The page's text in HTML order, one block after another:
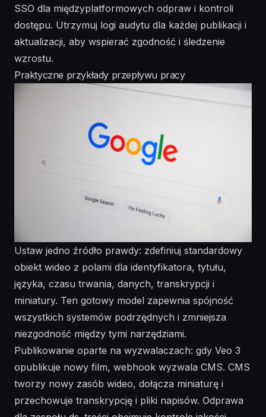
SSO dla międzyplatformowych odpraw i kontroli
dostępu. Utrzymuj logi audytu dla każdej publikacji i
aktualizacji, aby wspierać zgodność i śledzenie
wzrostu.
Praktyczne przykłady przepływu pracy
Ustaw jedno źródło prawdy: zdefiniuj standardowy
obiekt wideo z polami dla identyfikatora, tytułu,
języka, czasu trwania, danych, transkrypcji i
miniatury. Ten gotowy model zapewnia spójność
wszystkich systemów podrzędnych i zmniejsza
niezgodność między tymi narzędziami.
Publikowanie oparte na wyzwalaczach: gdy Veo 3
opublikuje nowy film, webhook wyzwala CMS. CMS
tworzy nowy zasób wideo, dołącza miniaturę i
przechowuje transkrypcję i pliki napisów. Odprawa